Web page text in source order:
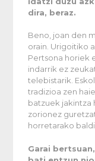
dira, beraz.
Beno, joan den
orain. Urigoitiko
Pertsona horiek
indarrik ez
telebistarik.
tradizioa zen
batzuek jakintza
zorionez
horretarako
Garai